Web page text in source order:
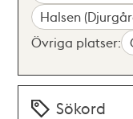
Halsen
Övriga platser:
Sökord